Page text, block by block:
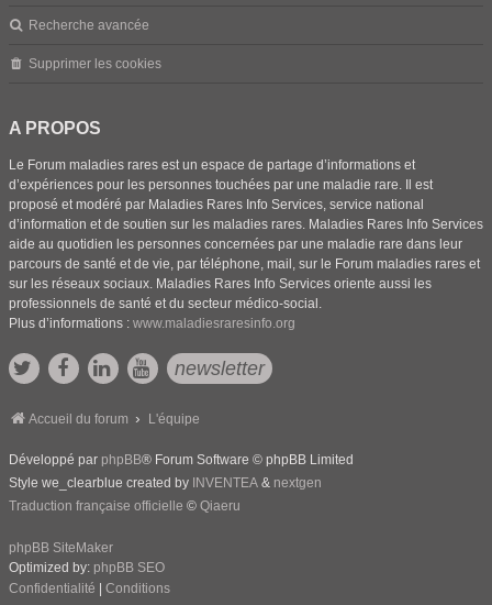
Recherche avancée
Supprimer les cookies
A PROPOS
Le Forum maladies rares est un espace de partage d’informations et
d’expériences pour les personnes touchées par une maladie rare. Il est
proposé et modéré par Maladies Rares Info Services, service national
d’information et de soutien sur les maladies rares. Maladies Rares Info Services
aide au quotidien les personnes concernées par une maladie rare dans leur
parcours de santé et de vie, par téléphone, mail, sur le Forum maladies rares et
sur les réseaux sociaux. Maladies Rares Info Services oriente aussi les
professionnels de santé et du secteur médico-social.
Plus d’informations : www.maladiesraresinfo.org
newsletter
Accueil du forum L'équipe
Développé par phpBB® Forum Software © phpBB Limited
Style we_clearblue created by INVENTEA & nextgen
Traduction française officielle © Qiaeru
phpBB SiteMaker
Optimized by: phpBB SEO
Confidentialité
Conditions